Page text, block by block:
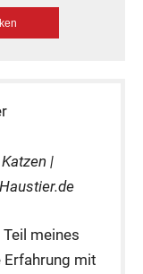
|
meines
Erfahrung mit